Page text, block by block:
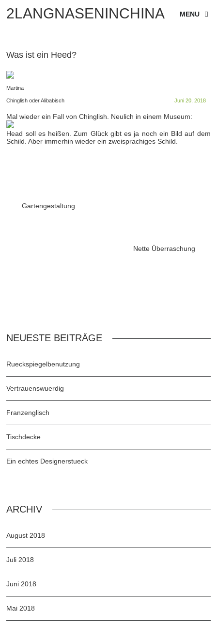
2LANGNASENINCHINA MENU
Was ist ein Heed?
Martina
Juni 20, 2018
Chinglish oder Alibabisch
Mal wieder ein Fall von Chinglish. Neulich in einem Museum:
Head soll es heißen. Zum Glück gibt es ja noch ein Bild auf dem
Schild. Aber immerhin wieder ein zweisprachiges Schild.
Gartengestaltung
Nette Überraschung
NEUESTE BEITRÄGE
Rueckspiegelbenutzung
Vertrauenswuerdig
Franzenglisch
Tischdecke
Ein echtes Designerstueck
ARCHIV
August 2018
Juli 2018
Juni 2018
Mai 2018